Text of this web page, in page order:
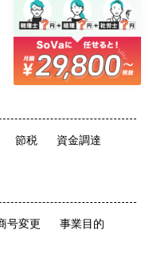
節税 資金調達
号変更 事業目的